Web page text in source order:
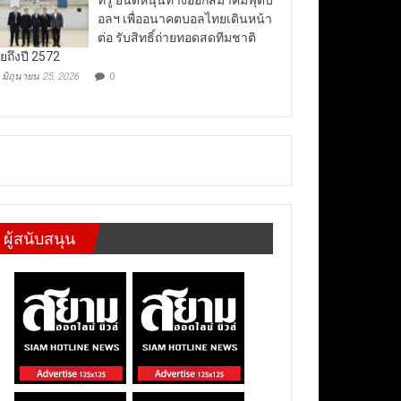
อลฯ เพื่ออนาคตบอลไทยเดินหน้า
ต่อ รับสิทธิ์ถ่ายทอดสดทีมชาติ
ถึงปี 2572
มิถุนายน 25, 2026 0
ผู้สนับสนุน